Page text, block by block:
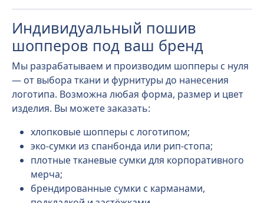
Индивидуальный пошив
шопперов под ваш бренд
Мы разрабатываем и производим шопперы с нуля
— от выбора ткани и фурнитуры до нанесения
логотипа. Возможна любая форма, размер и цвет
изделия. Вы можете заказать:
хлопковые шопперы с логотипом;
эко-сумки из спанбонда или рип-стопа;
плотные тканевые сумки для корпоративного
мерча;
брендированные сумки с карманами,